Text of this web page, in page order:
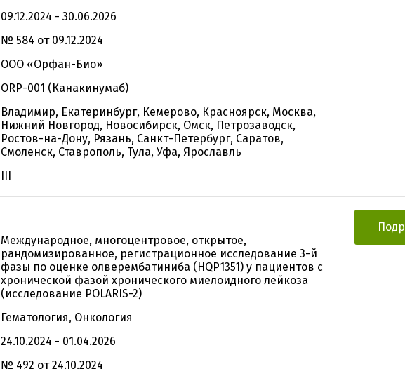
09.12.2024 - 30.06.2026
№ 584 от 09.12.2024
ООО «Орфан-Био»
ORP-001 (Канакинумаб)
Владимир, Екатеринбург, Кемерово, Красноярск, Москва,
Нижний Новгород, Новосибирск, Омск, Петрозаводск,
Ростов-на-Дону, Рязань, Санкт-Петербург, Саратов,
Смоленск, Ставрополь, Тула, Уфа, Ярославль
III
Международное, многоцентровое, открытое,
рандомизированное, регистрационное исследование 3-й
фазы по оценке олверембатиниба (HQP1351) у пациентов с
хронической фазой хронического миелоидного лейкоза
(исследование POLARIS-2)
Гематология, Онкология
24.10.2024 - 01.04.2026
№ 492 от 24.10.2024